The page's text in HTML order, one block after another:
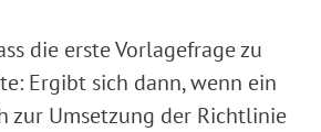
die erste Vorlagefrage zu
Ergibt sich dann, wenn ein
zur Umsetzung der Richtlinie